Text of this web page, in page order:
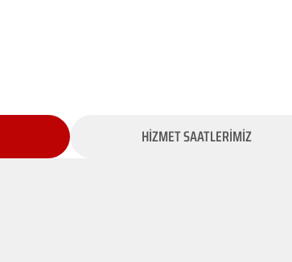
HİZMET SAATLERİMİZ